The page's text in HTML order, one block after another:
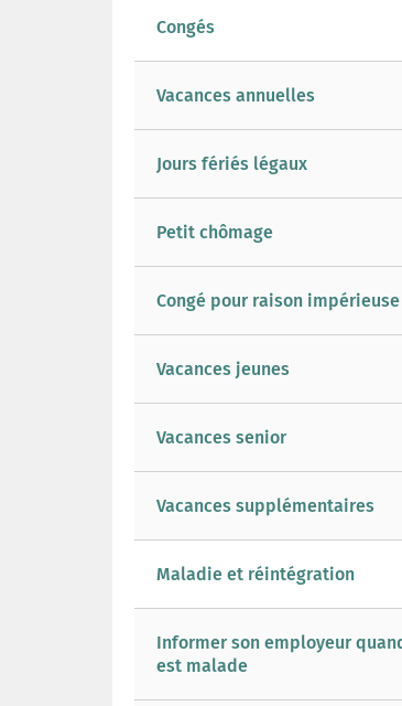
Congés
Vacances annuelles
Jours fériés légaux
Petit chômage
Congé pour raison impérieuse
Vacances jeunes
Vacances senior
Vacances supplémentaires
Maladie et réintégration
Informer son employeur
est malade